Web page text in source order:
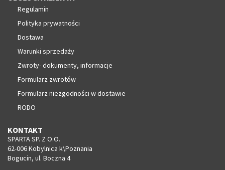
Regulamin
Polityka prywatności
Dostawa
Warunki sprzedaży
Zwroty- dokumenty, informacje
Formularz zwrotów
Formularz niezgodności w dostawie
RODO
KONTAKT
SPARTA SP. Z O.O.
62-006 Kobylnica k\Poznania
Bogucin, ul. Boczna 4